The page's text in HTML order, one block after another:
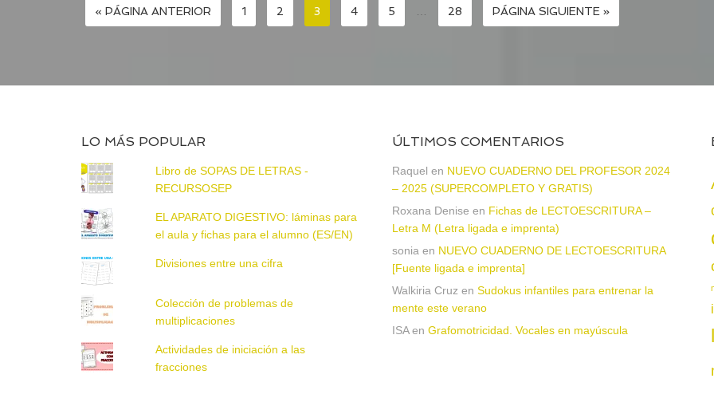
« PÁGINA ANTERIOR 1 2 3 4 5 28 PÁGINA SIGUIENTE »
LO MÁS POPULAR
Libro de SOPAS DE LETRAS -
RECURSOSEP
EL APARATO DIGESTIVO: láminas para
el aula y fichas para el alumno (ES/EN)
Divisiones entre una cifra
Colección de problemas de
multiplicaciones
Actividades de iniciación a las
fracciones
ÚLTIMOS COMENTARIOS
Raquel en NUEVO CUADERNO DEL PROFESOR 2024
– 2025 (SUPERCOMPLETO Y GRATIS)
Roxana Denise en Fichas de LECTOESCRITURA –
Letra M (Letra ligada e imprenta)
sonia en NUEVO CUADERNO DE LECTOESCRITURA
[Fuente ligada e imprenta]
Walkiria Cruz en Sudokus infantiles para entrenar la
mente este verano
ISAen Grafomotricidad. Vocales en mayúscula